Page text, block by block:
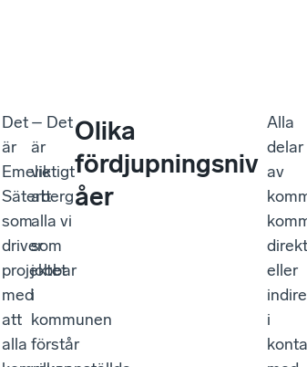
Det
är
Emelie
Säterberg
som
driver
projektet
med
att
alla
– Det
är
viktigt
att
alla vi
som
jobbar
i
kommunen
förstår
Olika
fördjupningsniv
åer
Alla
delar
av
direkt
eller
i